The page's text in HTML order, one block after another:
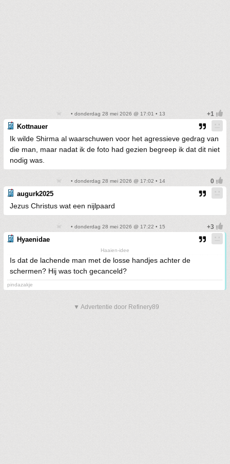
• donderdag 28 mei 2026 @ 17:01 • 13
Kottnauer
Ik wilde Shirma al waarschuwen voor het agressieve gedrag van
die man, maar nadat ik de foto had gezien begreep ik dat dit niet
nodig was.
• donderdag 28 mei 2026 @ 17:02 • 14
augurk2025
Jezus Christus wat een nijlpaard
• donderdag 28 mei 2026 @ 17:22 • 15
Hyaenidae
Haaien-idee
Is dat de lachende man met de losse handjes achter de
schermen? Hij was toch gecanceld?
pindazakje
▼ Advertentie door Refinery89